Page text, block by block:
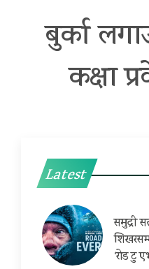
बुर्का
कक्षा
Latest
समुद्री
‘रोड टु